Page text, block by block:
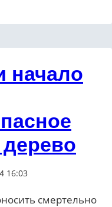
начало
16:03
смертельно